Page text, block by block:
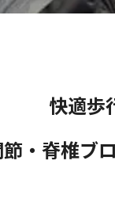
快適歩
節・脊椎ブ